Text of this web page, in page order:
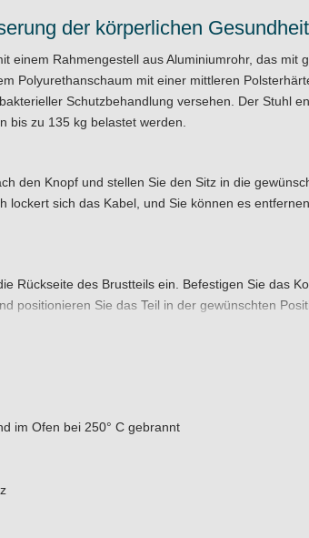
der körperlichen Gesundheit
Rahmengestell aus Aluminiumrohr, das mit
Polyurethanschaum mit einer mittleren
Schutzbehandlung versehen. Der Stuhl
bis zu 135 kg belastet werden.
den Knopf und stellen Sie den Sitz in die
sich das Kabel, und Sie können es
Rückseite des Brustteils ein. Befestigen Sie das
positionieren Sie das Teil in der gewünschten
versehen. Sie ist mit Sanitized
Dicke von 5 cm, und der Härtegrad des
im Ofen bei 250° C gebrannt